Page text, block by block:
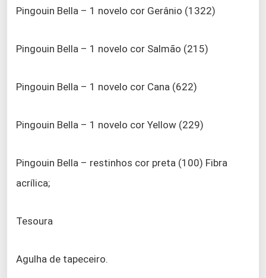
Pingouin Bella – 1 novelo cor Gerânio (1322)
Pingouin Bella – 1 novelo cor Salmão (215)
Pingouin Bella – 1 novelo cor Cana (622)
Pingouin Bella – 1 novelo cor Yellow (229)
Pingouin Bella – restinhos cor preta (100) Fibra
acrílica;
Tesoura
Agulha de tapeceiro.